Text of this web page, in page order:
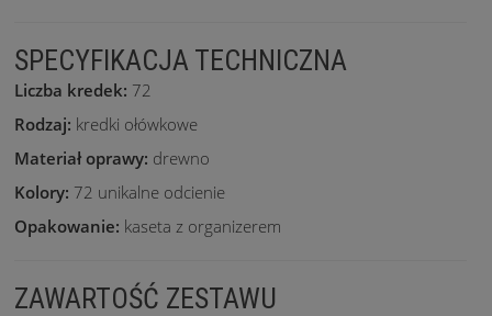
SPECYFIKACJA TECHNICZNA
Liczba kredek: 72
Rodzaj: kredki ołówkowe
Materiał oprawy: drewno
Kolory: 72 unikalne odcienie
Opakowanie: kaseta z organizerem
ZAWARTOŚĆ ZESTAWU